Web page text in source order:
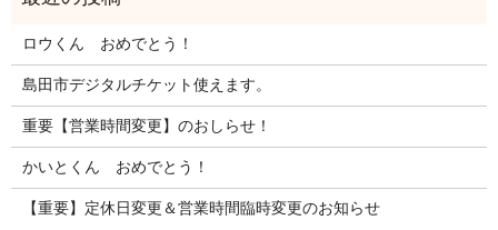
ロウくん おめでとう！
島田市デジタルチケット使えます。
重要【営業時間変更】のおしらせ！
かいとくん おめでとう！
【重要】定休日変更＆営業時間臨時変更のお知らせ